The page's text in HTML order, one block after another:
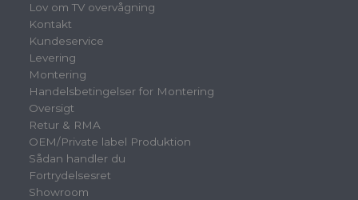
Lov om TV overvågning
Kontakt
Kundeservice
Levering
Montering
Handelsbetingelser for Montering
Oversigt
Retur & RMA
OEM/Private label Produktion
Sådan handler du
Fortrydelsesret
Showroom